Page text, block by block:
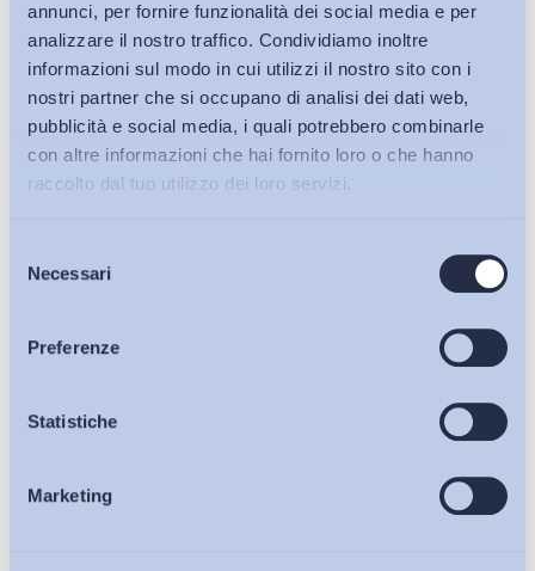
annunci, per fornire funzionalità dei social media e per
analizzare il nostro traffico. Condividiamo inoltre
informazioni sul modo in cui utilizzi il nostro sito con i
nostri partner che si occupano di analisi dei dati web,
pubblicità e social media, i quali potrebbero combinarle
con altre informazioni che hai fornito loro o che hanno
raccolto dal tuo utilizzo dei loro servizi.
delNecessari
Preferenze
Statistiche
Marketing
Bollettini ADAPT
Articoli
Osservatori
Eventi
Ho letto e Accetto il trattamento dei dati personali descritti